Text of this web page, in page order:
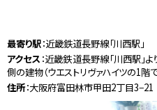
最寄り駅：近畿鉄道長野線「川西駅」
アクセス ：近畿鉄道長野線「川西駅」
側の建物（ウエストリヴァハイツの1階で
住所：大阪府富田林市甲田2丁目